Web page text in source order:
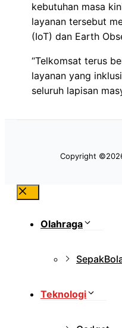
kebutuhan masa
layanan tersebut
(IoT) dan Earth
“Telkomsat terus
layanan yang
seluruh lapisan
Copyright
Close
Olahraga
Teknologi